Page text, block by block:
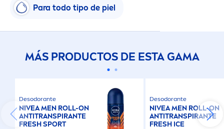
Para todo tipo de piel
MÁS PRODUCTOS DE ESTA GAMA
Desodorante
NIVEAMEN ROLL-ON
ANTITRANSPIRANTE
FRESHSPORT
Desodorante
NIVEAMEN ROLL-ON
ANTITRANSPIRANTE
FRESH ICE